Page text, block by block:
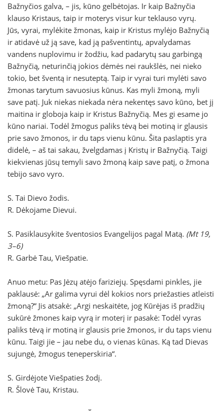
Bažnyčios galva, – jis, kūno gelbėtojas. Ir kaip Bažnyčia
klauso Kristaus, taip ir moterys visur kur teklauso vyrų.
Jūs, vyrai, mylėkite žmonas, kaip ir Kristus mylėjo Bažnyčią
ir atidavė už ją save, kad ją pašventintų, apvalydamas
vandens nuplovimu ir žodžiu, kad padarytų sau garbingą
Bažnyčią, neturinčią jokios dėmės nei raukšlės, nei nieko
tokio, bet šventą ir nesuteptą. Taip ir vyrai turi mylėti savo
žmonas tarytum savuosius kūnus. Kas myli žmoną, myli
save patį. Juk niekas niekada nėra nekentęs savo kūno, bet jį
maitina ir globoja kaip ir Kristus Bažnyčią. Mes gi esame jo
kūno nariai. Todėl žmogus paliks tėvą bei motiną ir glausis
prie savo žmonos, ir du taps vienu kūnu. Šita paslaptis yra
didelė, – aš tai sakau, žvelgdamas į Kristų ir Bažnyčią. Taigi
kiekvienas jūsų temyli savo žmoną kaip save patį, o žmona
tebijo savo vyro.
S. Tai Dievo žodis.
R. Dėkojame Dievui.
S. Pasiklausykite šventosios Evangelijos pagal Matą. (Mt 19,
3–6)
R. Garbė Tau, Viešpatie.
Anuo metu: Pas Jėzų atėjo fariziejų. Spęsdami pinkles, jie
paklausė: „Ar galima vyrui dėl kokios nors priežasties atleisti
žmoną?“ Jis atsakė: „Argi neskaitėte, jog Kūrėjas iš pradžių
sukūrė žmones kaip vyrą ir moterį ir pasakė: Todėl vyras
paliks tėvą ir motiną ir glausis prie žmonos, ir du taps vienu
kūnu. Taigi jie – jau nebe du, o vienas kūnas. Ką tad Dievas
sujungė, žmogus teneperskiria“.
S. Girdėjote Viešpaties žodį.
R. Šlovė Tau, Kristau.